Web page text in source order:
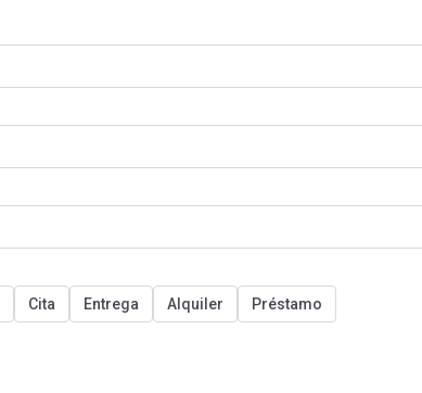
Cita Entrega Alquiler Préstamo